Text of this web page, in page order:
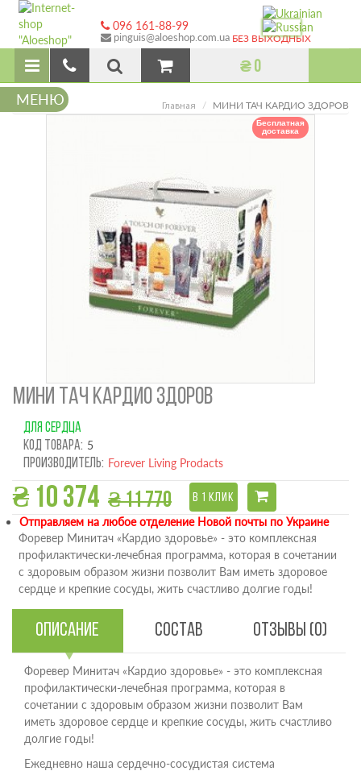
096 161-88-99
pinguis@aloeshop.com.ua БЕЗ ВЫХОДНЫХ
₴ 0
МЕНЮ Главная МИНИ ТАЧ КАРДИО ЗДОРОВ
Бесплатная
доставка
МИНИ ТАЧ КАРДИО ЗДОРОВ
ДЛЯ СЕРДЦА
Код товара: 5
Производитель: Forever Living Prodacts
₴ 10 374 ₴ 11 770 В 1 КЛИК
Отправляем на любое отделение Новой почты по Украине
Форевер Минитач «Кардио здоровье» - это комплексная
профилактически-лечебная программа, которая в сочетании
с здоровым образом жизни позволит Вам иметь здоровое
сердце и крепкие сосуды, жить счастливо долгие годы!
Описание Состав Отзывы (0)
Форевер Минитач «Кардио здоровье» - это комплексная
профилактически-лечебная программа, которая в
сочетании с здоровым образом жизни позволит Вам
иметь здоровое сердце и крепкие сосуды, жить счастливо
долгие годы!
Ежедневно наша сердечно-сосудистая система